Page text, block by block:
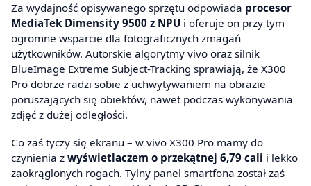
Za wydajność opisywanego sprzętu odpowiada procesor
MediaTek Dimensity 9500 z NPU i oferuje on przy tym
ogromne wsparcie dla fotograficznych zmagań
użytkowników. Autorskie algorytmy vivo oraz silnik
BlueImage Extreme Subject-Tracking sprawiają, że X300
Pro dobrze radzi sobie z uchwytywaniem na obrazie
poruszających się obiektów, nawet podczas wykonywania
zdjęć z dużej odległości.
Co zaś tyczy się ekranu – w vivo X300 Pro mamy do
czynienia z wyświetlaczem o przekątnej 6,79 cali i lekko
zaokrąglonych rogach. Tylny panel smartfona został zaś